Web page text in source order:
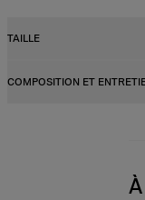
TAILLE
Coupe légèrement
COMPOSITION ET
Nettoyage à sec